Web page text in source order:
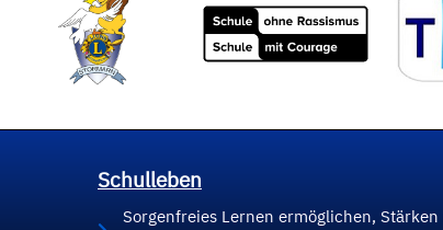
Schulleben
Sorgenfreies Lernen ermöglichen,